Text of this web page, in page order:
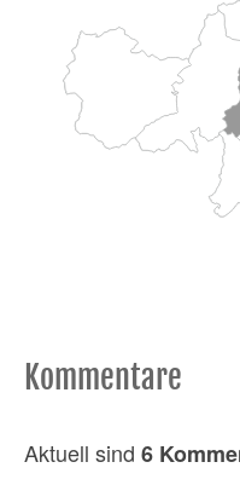
Kommentare
Aktuell sind 6